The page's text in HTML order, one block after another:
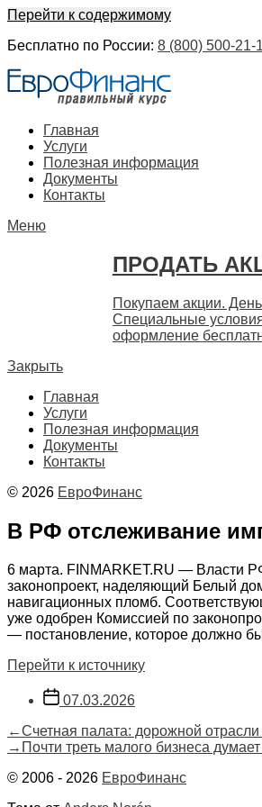
Перейти к содержимому
Бесплатно по России: 8 (800) 500-21-
ЕвроФинанс
Главная
Услуги
Полезная информация
Документы
Контакты
Меню
ПРОДАТЬ
Покупаем акции.
Специальные
оформление
Закрыть
Главная
Услуги
Полезная информация
Документы
Контакты
© 2026 ЕвроФинанс
В РФ отслеживание
6 марта. FINMARKET.RU — Власти
законопроект, наделяющий Белый
навигационных пломб.
уже одобрен Комиссией по
— постановление, которое должно
Перейти к источнику
Дата
записи
07.03.2026
Навигация
по
записям
←Предыдущая
запись:
Счетная палата: дорожной
→ Следующая
Почти треть малого бизнеса
© 2006 - 2026 ЕвроФинанс